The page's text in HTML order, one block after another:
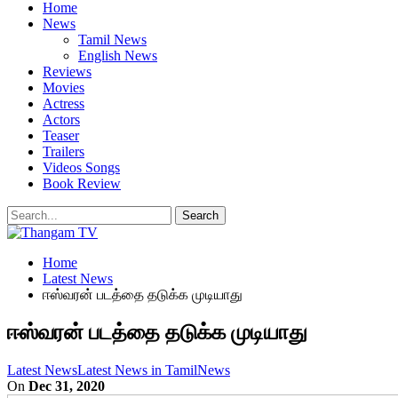
Home
News
Tamil News
English News
Reviews
Movies
Actress
Actors
Teaser
Trailers
Videos Songs
Book Review
Home
Latest News
ஈஸ்வரன் படத்தை தடுக்க முடியாது
ஈஸ்வரன் படத்தை தடுக்க முடியாது
Latest NewsLatest News in TamilNews
On Dec 31, 2020